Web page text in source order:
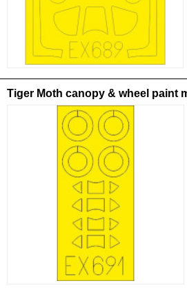
Tiger Moth canopy & wheel paint